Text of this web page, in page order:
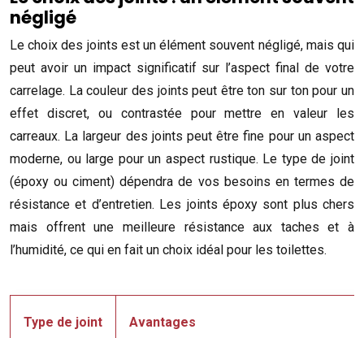
négligé
Le choix des joints est un élément souvent négligé, mais qui
peut avoir un impact significatif sur l’aspect final de votre
carrelage. La couleur des joints peut être ton sur ton pour un
effet discret, ou contrastée pour mettre en valeur les
carreaux. La largeur des joints peut être fine pour un aspect
moderne, ou large pour un aspect rustique. Le type de joint
(époxy ou ciment) dépendra de vos besoins en termes de
résistance et d’entretien. Les joints époxy sont plus chers
mais offrent une meilleure résistance aux taches et à
l’humidité, ce qui en fait un choix idéal pour les toilettes.
Type de joint Avantages